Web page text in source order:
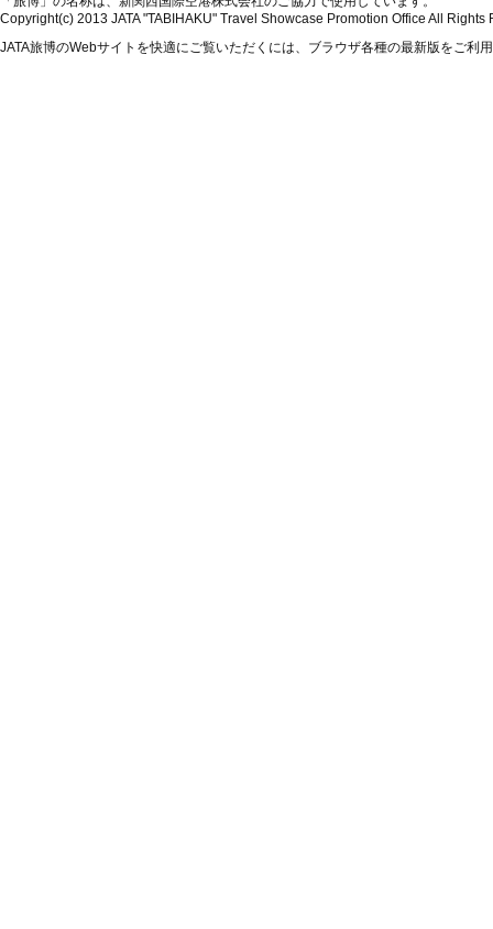
Copyright(c) 2013 JATA "TABIHAKU" Travel Showcase Promotion Office All Rights
JATA旅博のWebサイトを快適にご覧いただくには、ブラウザ各種の最新版をご利